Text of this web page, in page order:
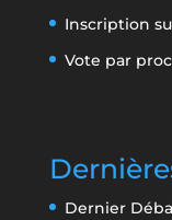
Inscription
Vote par
Dernier